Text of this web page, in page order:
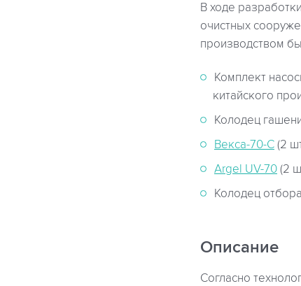
В ходе
очистных
производством
Комплект
китайского
Колодец
Векса-70-С (2
Argel UV-70 (2
Колодец
Описание
Согласно